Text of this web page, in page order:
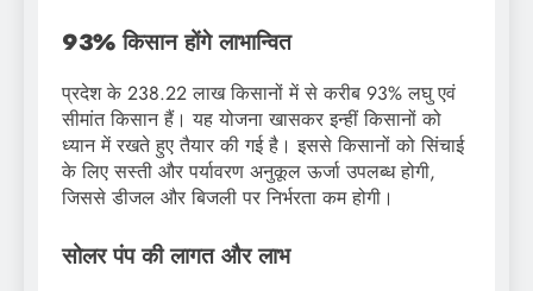
93% किसान होंगे लाभान्वित
प्रदेश के 238.22 लाख किसानों में से करीब 93% लघु एवं
सीमांत किसान हैं। यह योजना खासकर इन्हीं किसानों को
ध्यान में रखते हुए तैयार की गई है। इससे किसानों को सिंचाई
के लिए सस्ती और पर्यावरण अनुकूल ऊर्जा उपलब्ध होगी,
जिससे डीजल और बिजली पर निर्भरता कम होगी।
सोलर पंप की लागत और लाभ